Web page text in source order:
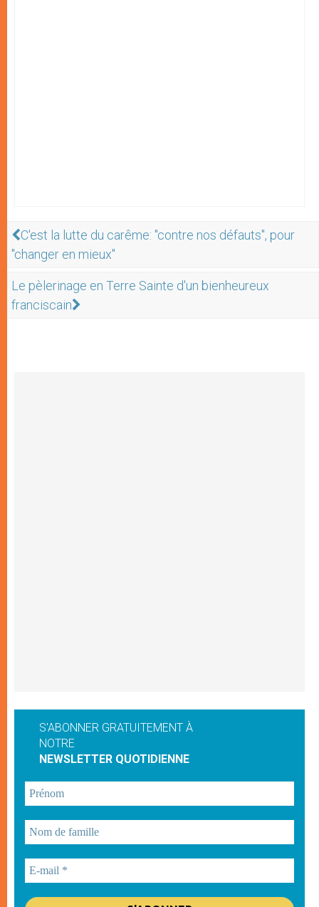
C'est la lutte du carême: "contre nos défauts", pour
"changer en mieux"
Le pèlerinage en Terre Sainte d'un bienheureux
franciscain
S'ABONNER GRATUITEMENT À
NOTRE
NEWSLETTER QUOTIDIENNE